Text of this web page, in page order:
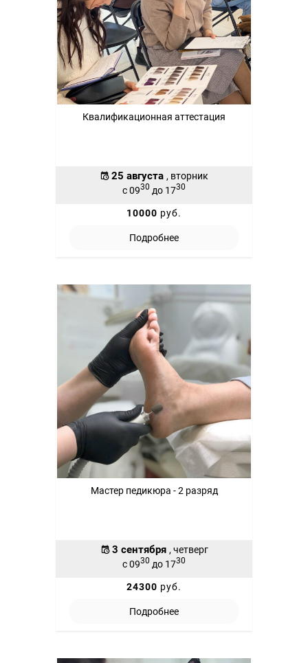
Квалификационная аттестация
25 августа , вторник
с 0930 до 1730
10000 руб.
Подробнее
Мастер педикюра - 2 разряд
3 сентября , четверг
с 0930 до 1730
24300 руб.
Подробнее